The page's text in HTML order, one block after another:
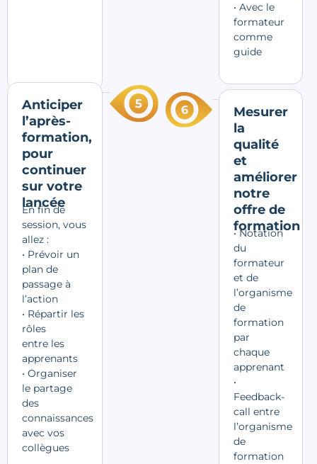
• Avec le
formateur
comme
guide
Anticiper
l’après-
formation,
pour
continuer
sur votre
lancée
En fin de
session, vous
allez :
• Prévoir un
plan de
passage à
l’action
• Répartir les
rôles
entre les
apprenants
• Organiser
le partage
des
connaissances
avec vos
collègues
Mesurer
la
qualité
et
améliorer
notre
offre de
formation
• Notation
du
formateur
et de
l’organisme
de
formation
par
chaque
apprenant
•
Feedback-
call entre
l’organisme
de
formation